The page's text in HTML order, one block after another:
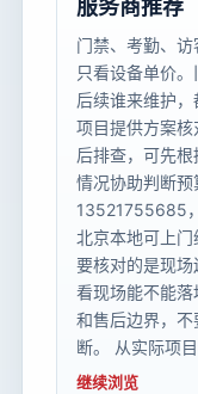
服务商推荐
门禁、考勤、
只看设备单价。
后续谁来维护
项目提供方案
后排查，可先
情况协助判断预
13521755685
北京本地可上
要核对的是现
看现场能不能
和售后边界，
断。 从实际项
继续浏览